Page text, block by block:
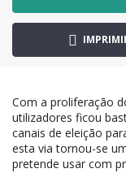
Com a proliferação
utilizadores ficou
canais de eleição
esta via tornou-se
pretende usar com